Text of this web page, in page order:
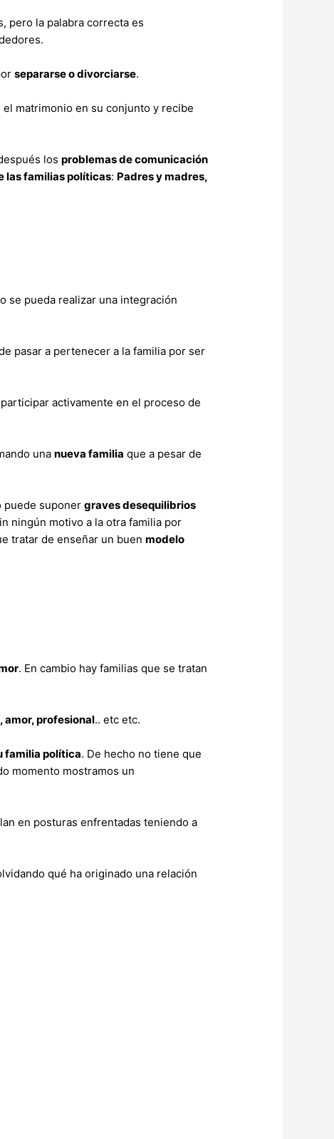
pero la palabra correcta es
separarse o divorciarse.
matrimonio en su conjunto y recibe
losproblemas de comunicación
las familias políticas: Padres y madres,
se pueda realizar una integración
pasar a pertenecer a la familia por ser
activamente en el proceso de
unanueva familia que a pesar de
puede suponergraves desequilibrios
ningún motivo a la otra familia por
tratar de enseñar un buenmodelo
. En cambio hay familias que se tratan
amor, profesional.. etc etc.
familia política. De hecho no tiene que
momento mostramos un
en posturas enfrentadas teniendo a
qué ha originado una relación